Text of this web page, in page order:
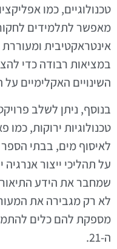
טכנולוגיים, כמו
מאפשר לתלמידים
אינטראקטיבית
במציאות רבודה כדי
השינויים האקלימיים
בנוסף, ניתן לשלב
טכנולוגיות ירוקות,
לאיסוף מים, בבתי
על תהליכי ייצור
שמחבר את הידע
לא רק מגבירה את
מספקת להם כלים
ה-21.